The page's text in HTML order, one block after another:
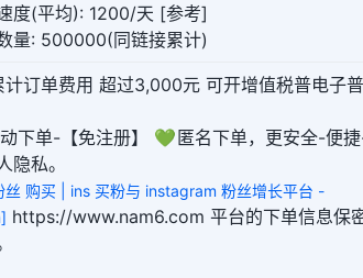
度(平均): 1200/天 [参考]
量: 500000(同链接累计)
计订单费用 超过3,000元 可开增值税普电子普
下单-【免注册】 💚 匿名下单，更安全-便
隐私。
丝 购买 | ins 买粉与 instagram 粉丝增长平台 -
https://www.nam6.com 平台的下单信息保